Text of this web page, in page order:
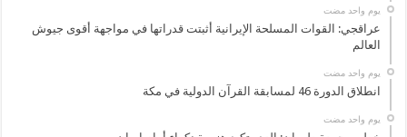
‏يوم واحد مضت
عراقجي: القوات المسلحة الإيرانية أثبتت قدراتها في مواجهة أقوى جيوش
العالم
‏يوم واحد مضت
انطلاق الدورة 46 لمسابقة القرآن الدولية في مكة
‏يوم واحد مضت